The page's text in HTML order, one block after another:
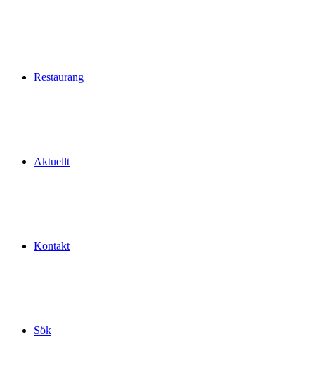
Restaurang
Aktuellt
Kontakt
Sök